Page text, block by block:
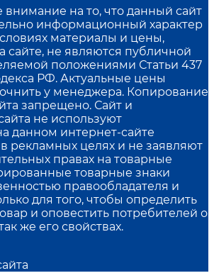
на то, что данный сайт
информационный характер
материалы и цены,
не являются публичной
положениями Статьи 437
РФ. Актуальные цены
у менеджера. Копирование
запрещено. Сайт и
не используют
данном интернет-сайте
рекламных целях и не заявляют
правах на товарные
товарные знаки
правообладателя и
для того, чтобы определить
и оповестить потребителей о
же его свойствах.